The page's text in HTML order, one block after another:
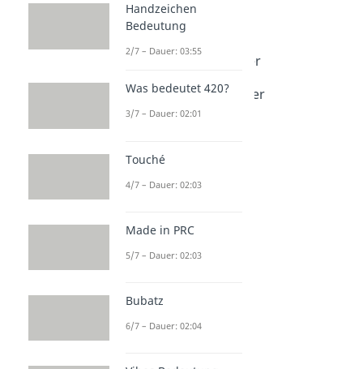
Fragen für Kinder
Quizfragen für Kinder
Dauer: 03:39
Rätselfragen für Kinder
Scherzfragen für Kinder
Dauer: 02:29
Handzeichen
Bedeutung
2/7 – Dauer: 03:55
Was bedeutet 420?
3/7 – Dauer: 02:01
Touché
4/7 – Dauer: 02:03
Made in PRC
5/7 – Dauer: 02:03
Bubatz
6/7 – Dauer: 02:04